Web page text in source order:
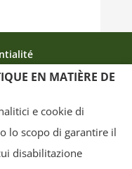
La carte du site
EN MATIÈRE DE
e cookie di
lo scopo di garantire il
disabilitazione